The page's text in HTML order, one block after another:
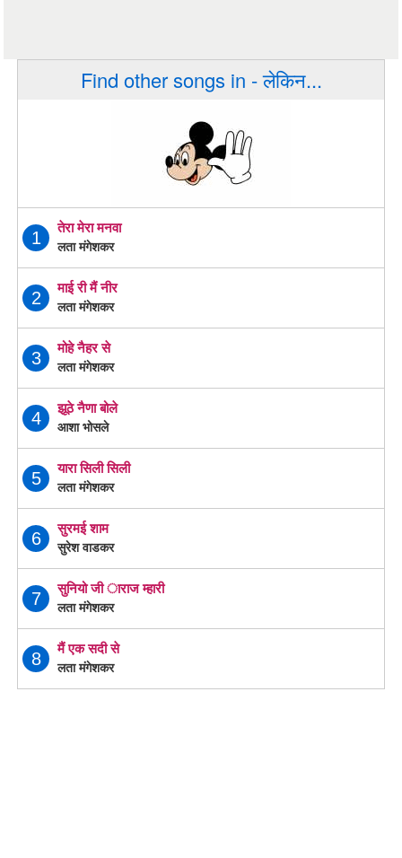
Find other songs in - लेकिन...
1
तेरा मेरा मनवा
लता मंगेशकर
2
माई री मैं नीर
लता मंगेशकर
3
मोहे नैहर से
लता मंगेशकर
4
झूठे नैणा बोले
आशा भोसले
5
यारा सिली सिली
लता मंगेशकर
6
सुरमई शाम
सुरेश वाडकर
7
सुनियो जी ाराज म्हारी
लता मंगेशकर
8
मैं एक सदी से
लता मंगेशकर